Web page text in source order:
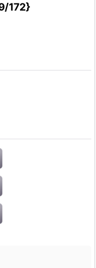
172}